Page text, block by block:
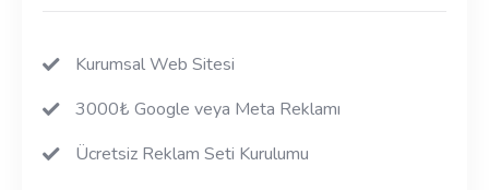
Kurumsal Web Sitesi
3000₺ Google veya Meta Reklamı
Ücretsiz Reklam Seti Kurulumu